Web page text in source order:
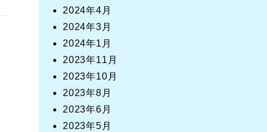
2024年4月
2024年3月
2024年1月
2023年11月
2023年10月
2023年8月
2023年6月
2023年5月